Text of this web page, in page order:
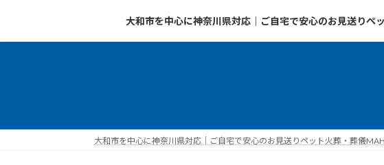
テ
ゲ
大和市を中心に神奈川県対応｜ご自宅で安心のお見送りペ
大和市を中心に神奈川県対応｜ご自宅で安心のお見送りペット火葬・葬儀